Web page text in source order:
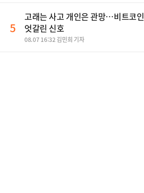
5
고래는 사고 개인은 관망…비트코인
엇갈린 신호
08.07 16:32 김민희 기자